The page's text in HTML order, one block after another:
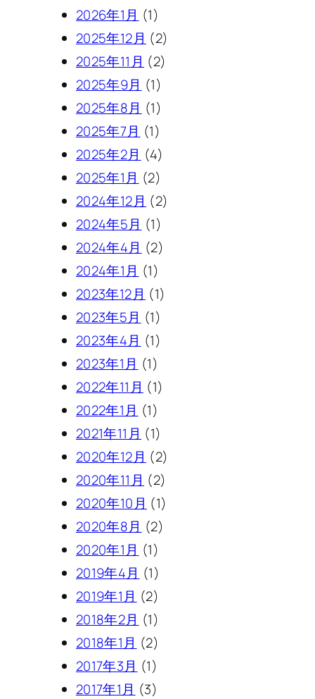
2026年1月 (1)
2025年12月 (2)
2025年11月 (2)
2025年9月 (1)
2025年8月 (1)
2025年7月 (1)
2025年2月 (4)
2025年1月 (2)
2024年12月 (2)
2024年5月 (1)
2024年4月 (2)
2024年1月 (1)
2023年12月 (1)
2023年5月 (1)
2023年4月 (1)
2023年1月 (1)
2022年11月 (1)
2022年1月 (1)
2021年11月 (1)
2020年12月 (2)
2020年11月 (2)
2020年10月 (1)
2020年8月 (2)
2020年1月 (1)
2019年4月 (1)
2019年1月 (2)
2018年2月 (1)
2018年1月 (2)
2017年3月 (1)
2017年1月 (3)